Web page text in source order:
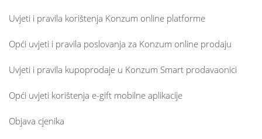
Uvjeti i pravila korištenja Konzum online platforme
Opći uvjeti i pravila poslovanja za Konzum online prodaju
Uvjeti i pravila kupoprodaje u Konzum Smart prodavaonici
Opći uvjeti korištenja e-gift mobilne aplikacije
Objava cjenika